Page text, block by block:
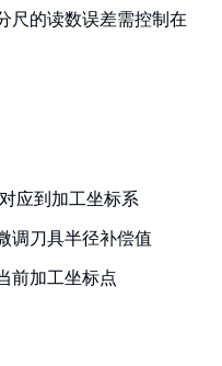
尺的读数误差需控制在
应到加工坐标系
调刀具半径补偿值
前加工坐标点